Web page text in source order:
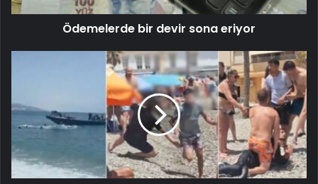
Ödemelerde bir devir sona eriyor